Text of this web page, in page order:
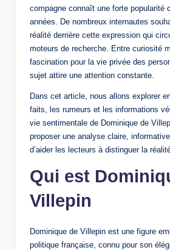
compagne connaît une forte popularité
années. De nombreux internautes
réalité derrière cette expression qui
moteurs de recherche. Entre curiosité
fascination pour la vie privée des
sujet attire une attention constante.
Dans cet article, nous allons explorer
faits, les rumeurs et les informations
vie sentimentale de Dominique de
proposer une analyse claire,
d’aider les lecteurs à distinguer la
Qui est
Villepin
Dominique de Villepin est une figure
politique française, connu pour son